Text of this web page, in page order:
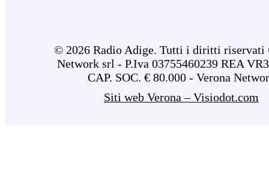
© 2026 Radio Adige. Tutti i diritti riservati
Network srl - P.Iva 03755460239 REA
CAP. SOC. € 80.000 - Verona
Siti web Verona – Visiodot.com